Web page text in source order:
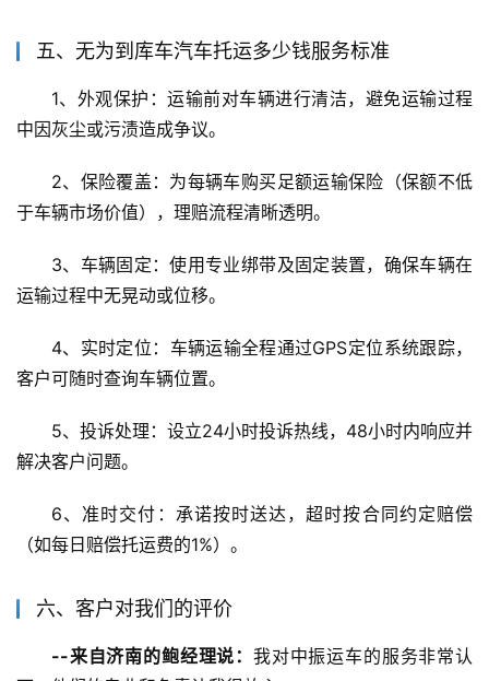
五、无为到库车汽车托运多少钱服务标准
1、外观保护：运输前对车辆进行清洁，避免运输过程
中因灰尘或污渍造成争议。
2、保险覆盖：为每辆车购买足额运输保险（保额不低
于车辆市场价值），理赔流程清晰透明。
3、车辆固定：使用专业绑带及固定装置，确保车辆在
运输过程中无晃动或位移。
4、实时定位：车辆运输全程通过GPS定位系统跟踪，
客户可随时查询车辆位置。
5、投诉处理：设立24小时投诉热线，48小时内响应并
解决客户问题。
6、准时交付：承诺按时送达，超时按合同约定赔偿
（如每日赔偿托运费的1%）。
六、客户对我们的评价
--来自济南的鲍经理说： 我对中振运车的服务非常认